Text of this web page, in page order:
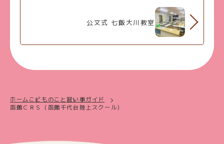
公文式 七飯大川教室
ホームこどものこと習い事ガイド
函館ＣＲＳ（函館千代台陸上スクール）